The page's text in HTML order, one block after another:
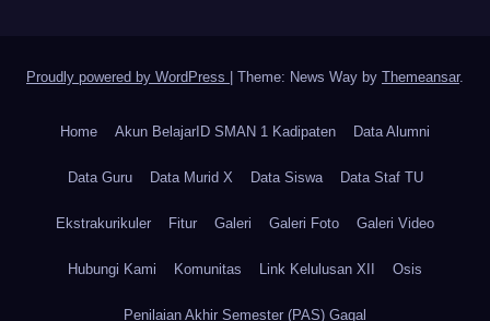
Proudly powered by WordPress | Theme: News Way by Themeansar.
Home Akun BelajarID SMAN 1 Kadipaten Data Alumni
Data Guru Data Murid X Data Siswa Data Staf TU
Ekstrakurikuler Fitur Galeri Galeri Foto Galeri Video
Hubungi Kami Komunitas Link Kelulusan XII Osis
Penilaian Akhir Semester (PAS) Gagal